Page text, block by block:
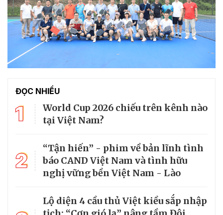
ĐỌC NHIỀU
1
World Cup 2026 chiếu trên kênh nào
tại Việt Nam?
2
“Tận hiến” - phim về bản lĩnh tình
báo CAND Việt Nam và tình hữu
nghị vững bền Việt Nam - Lào
Lộ diện 4 cầu thủ Việt kiều sắp nhập